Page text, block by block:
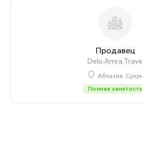
Продавец
Абхазия,
Полная занятость